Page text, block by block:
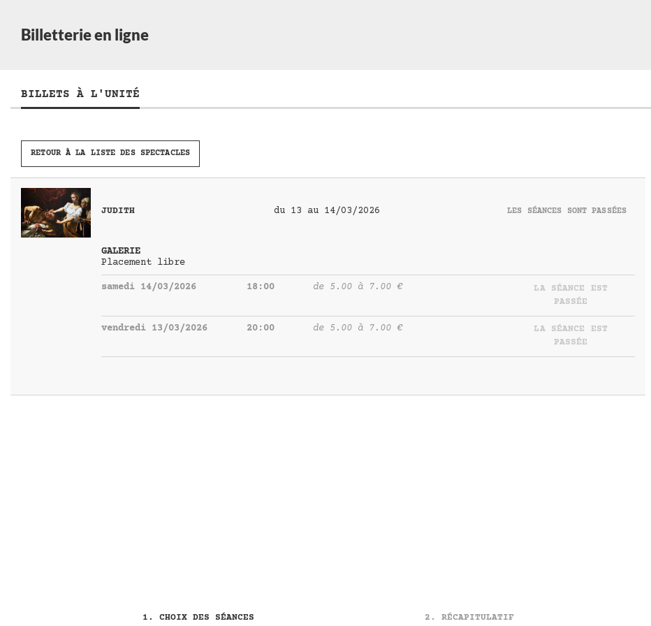
Billetterie en ligne
BILLETS À L'UNITÉ
RETOUR À LA LISTE DES SPECTACLES
JUDITH du 13 au 14/03/2026 LES SÉANCES SONT PASSÉES
GALERIE
Placement libre
samedi 14/03/2026 18:00 de 5.00 à 7.00 €
LA SÉANCE EST
PASSÉE
vendredi 13/03/2026 20:00 de 5.00 à 7.00 €
LA SÉANCE EST
PASSÉE
CHOIX DES SÉANCES RÉCAPITULATIF